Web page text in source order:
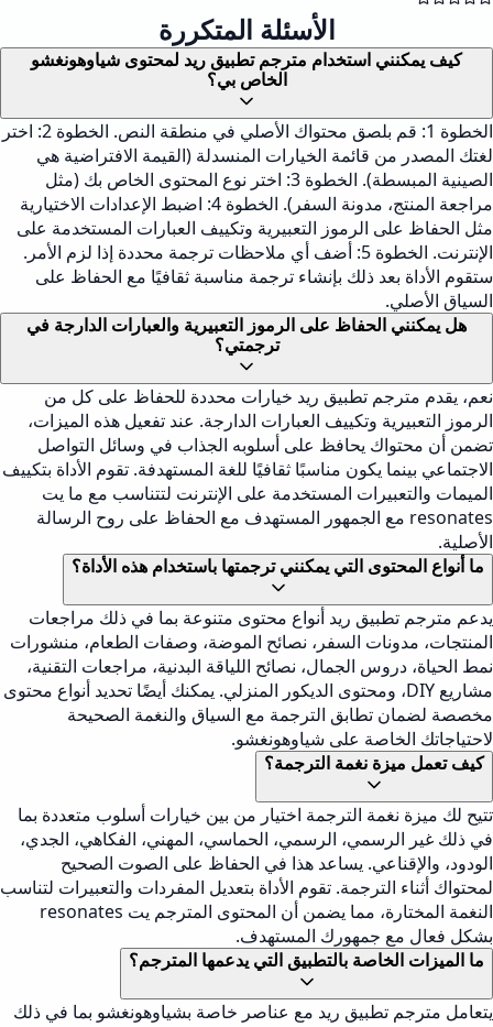
الأسئلة المتكررة
كيف يمكنني استخدام مترجم تطبيق ريد لمحتوى شياوهونغشو
الخاص بي؟
الخطوة 1: قم بلصق محتواك الأصلي في منطقة النص. الخطوة 2: اختر
لغتك المصدر من قائمة الخيارات المنسدلة (القيمة الافتراضية هي
الصينية المبسطة). الخطوة 3: اختر نوع المحتوى الخاص بك (مثل
مراجعة المنتج، مدونة السفر). الخطوة 4: اضبط الإعدادات الاختيارية
مثل الحفاظ على الرموز التعبيرية وتكييف العبارات المستخدمة على
الإنترنت. الخطوة 5: أضف أي ملاحظات ترجمة محددة إذا لزم الأمر.
ستقوم الأداة بعد ذلك بإنشاء ترجمة مناسبة ثقافيًا مع الحفاظ على
السياق الأصلي.
هل يمكنني الحفاظ على الرموز التعبيرية والعبارات الدارجة في
ترجمتي؟
نعم، يقدم مترجم تطبيق ريد خيارات محددة للحفاظ على كل من
الرموز التعبيرية وتكييف العبارات الدارجة. عند تفعيل هذه الميزات،
تضمن أن محتواك يحافظ على أسلوبه الجذاب في وسائل التواصل
الاجتماعي بينما يكون مناسبًا ثقافيًا للغة المستهدفة. تقوم الأداة بتكييف
الميمات والتعبيرات المستخدمة على الإنترنت لتتناسب مع ما يت
resonates مع الجمهور المستهدف مع الحفاظ على روح الرسالة
الأصلية.
ما أنواع المحتوى التي يمكنني ترجمتها باستخدام هذه الأداة؟
يدعم مترجم تطبيق ريد أنواع محتوى متنوعة بما في ذلك مراجعات
المنتجات، مدونات السفر، نصائح الموضة، وصفات الطعام، منشورات
نمط الحياة، دروس الجمال، نصائح اللياقة البدنية، مراجعات التقنية،
مشاريع DIY، ومحتوى الديكور المنزلي. يمكنك أيضًا تحديد أنواع محتوى
مخصصة لضمان تطابق الترجمة مع السياق والنغمة الصحيحة
لاحتياجاتك الخاصة على شياوهونغشو.
كيف تعمل ميزة نغمة الترجمة؟
تتيح لك ميزة نغمة الترجمة اختيار من بين خيارات أسلوب متعددة بما
في ذلك غير الرسمي، الرسمي، الحماسي، المهني، الفكاهي، الجدي،
الودود، والإقناعي. يساعد هذا في الحفاظ على الصوت الصحيح
لمحتواك أثناء الترجمة. تقوم الأداة بتعديل المفردات والتعبيرات لتناسب
النغمة المختارة، مما يضمن أن المحتوى المترجم يت resonates
بشكل فعال مع جمهورك المستهدف.
ما الميزات الخاصة بالتطبيق التي يدعمها المترجم؟
يتعامل مترجم تطبيق ريد مع عناصر خاصة بشياوهونغشو بما في ذلك